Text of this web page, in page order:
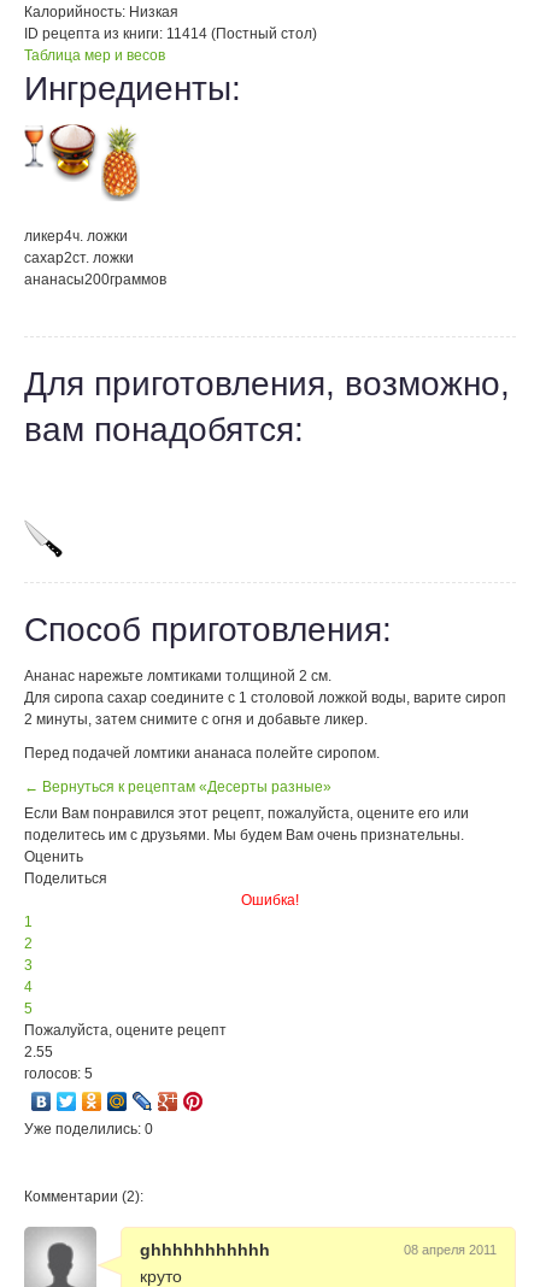
Калорийность: Низкая
ID рецепта из книги: 11414 (Постный стол)
Таблица мер и весов
Ингредиенты:
ликер4ч. ложки
сахар2ст. ложки
ананасы200граммов
Для приготовления, возможно,
вам понадобятся:
Способ приготовления:
Ананас нарежьте ломтиками толщиной 2 см.
Для сиропа сахар соедините с 1 столовой ложкой воды, варите сироп
2 минуты, затем снимите с огня и добавьте ликер.
Перед подачей ломтики ананаса полейте сиропом.
← Вернуться к рецептам «Десерты разные»
Если Вам понравился этот рецепт, пожалуйста, оцените его или
поделитесь им с друзьями. Мы будем Вам очень признательны.
Оценить
Поделиться
Ошибка!
1
2
3
4
5
Пожалуйста, оцените рецепт
2.55
голосов: 5
Уже поделились: 0
Комментарии (2):
ghhhhhhhhhhh 08 апреля 2011
круто